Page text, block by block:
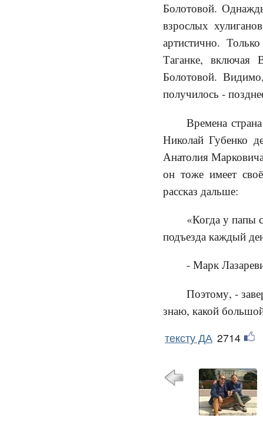
Болотовой.
взрослых
артистично.
Таганке,
Болотовой.
получилось -
Времена
Николай Губенко
Анатолия
он тоже имеет
рассказ дальше:
«Когда у папы
подъезда каждый
- Марк
Поэтому, -
знаю, какой
тексту ДА 2714